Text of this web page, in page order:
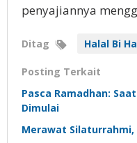
penyajiannya
Ditag Halal Bi
Posting Terkait
Pasca Ramadhan:
Dimulai
Merawat Silaturrahmi,